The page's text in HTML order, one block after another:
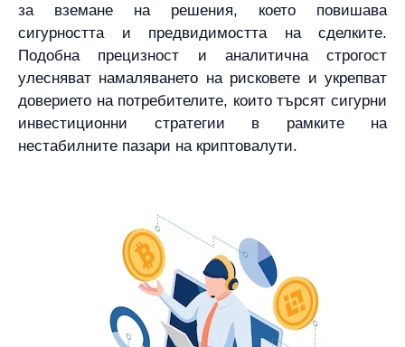
за вземане на решения, което повишава
сигурността и предвидимостта на сделките.
Подобна прецизност и аналитична строгост
улесняват намаляването на рисковете и укрепват
доверието на потребителите, които търсят сигурни
инвестиционни стратегии в рамките на
нестабилните пазари на криптовалути.